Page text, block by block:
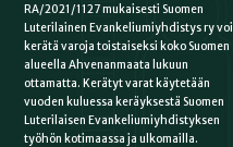
RA/2021/1127 mukaisesti Suomen
Luterilainen Evankeliumiyhdistys ry voi
kerätä varoja toistaiseksi koko Suomen
alueella Ahvenanmaata lukuun
ottamatta. Kerätyt varat käytetään
vuoden kuluessa keräyksestä Suomen
Luterilaisen Evankeliumiyhdistyksen
työhön kotimaassa ja ulkomailla.